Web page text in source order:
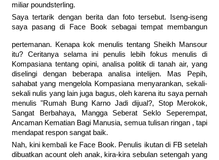
miliar poundsterling.
Saya tertarik dengan berita dan foto tersebut. Iseng-iseng
saya pasang di Face Book sebagai tempat membangun
pertemanan. Kenapa kok menulis tentang Sheikh Mansour
itu? Ceritanya selama ini penulis lebih fokus menulis di
Kompasiana tentang opini, analisa politik di tanah air, yang
diselingi dengan beberapa analisa intelijen. Mas Pepih,
sahabat yang mengelola Kompasiana menyarankan, sekali-
sekali nulis yang lain juga bagus, oleh karena itu saya pernah
menulis "Rumah Bung Karno Jadi dijual?, Stop Merokok,
Sangat Berbahaya, Mangga Seberat Seklo Seperempat,
Ancaman Kematian Bagi Manusia, semua tulisan ringan , tapi
mendapat respon sangat baik.
Nah, kini kembali ke Face Book. Penulis ikutan di FB setelah
dibuatkan acount oleh anak, kira-kira sebulan setengah yang